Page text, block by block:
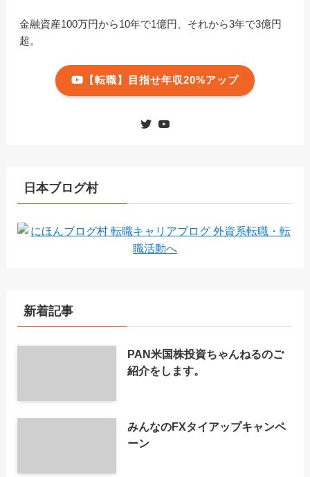
金融資産100万円から10年で1億円、それから3年で3億円
超。
【転職】目指せ年収20%アップ
日本ブログ村
新着記事
PAN米国株投資ちゃんねるのご
紹介をします。
みんなのFXタイアップキャンペ
ーン